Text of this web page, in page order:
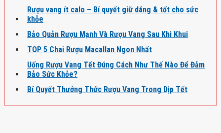
Rượu vang ít calo – Bí quyết giữ dáng & tốt cho sức
khỏe
Bảo Quản Rượu Mạnh Và Rượu Vang Sau Khi Khui
TOP 5 Chai Rượu Macallan Ngon Nhất
Uống Rượu Vang Tết Đúng Cách Như Thế Nào Để Đảm
Bảo Sức Khỏe?
Bí Quyết Thưởng Thức Rượu Vang Trong Dịp Tết